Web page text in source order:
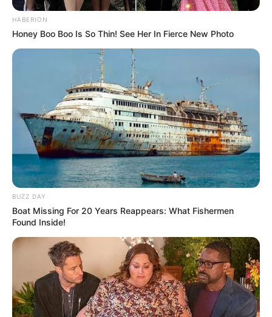
HABERION
Honey Boo Boo Is So Thin! See Her In Fierce New Photo
BUZZ DAY
Boat Missing For 20 Years Reappears: What Fishermen
Found Inside!